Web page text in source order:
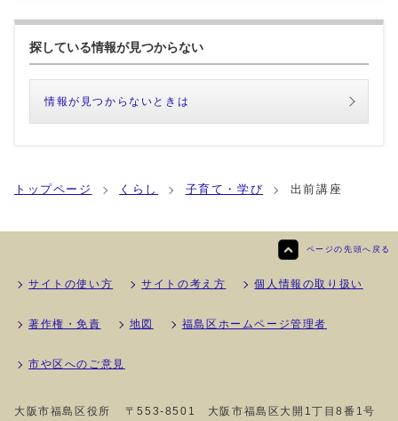
探している情報が見つからない
情報が見つからないときは
トップページ くらし 子育て・学び 出前講座
ページの先頭へ戻る
サイトの使い方 サイトの考え方 個人情報の取り扱い
著作権・免責 地図 福島区ホームページ管理者
市や区へのご意見
大阪市福島区役所 〒553-8501 大阪市福島区大開1丁目8番1号